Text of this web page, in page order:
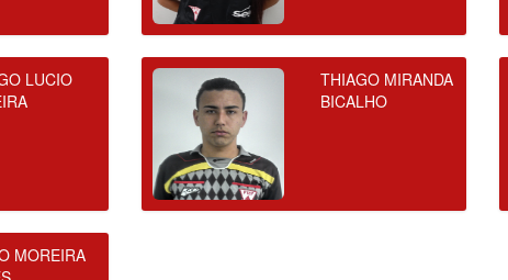
LUCIO
THIAGO MIRANDA
BICALHO
MOREIRA